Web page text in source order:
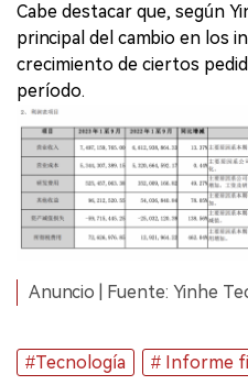
Cabe destacar que, según
principal del cambio en los
crecimiento de ciertos
período.
Anuncio | Fuente: Yinhe
#Tecnología # Informe